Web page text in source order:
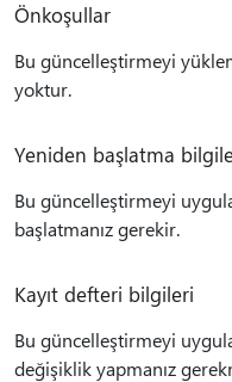
Önkoşullar
Bu güncelleştirmeyi
yoktur.
Yeniden başlatma
Bu güncelleştirmeyi
başlatmanız gerekir.
Kayıt defteri bilgileri
Bu güncelleştirmeyi
değişiklik yapmanız